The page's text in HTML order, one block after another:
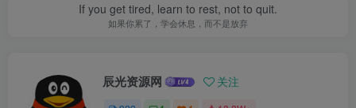
If you get tired, learn to rest, not to quit.
如果你累了，学会休息，而不是放弃
辰光资源网 关注